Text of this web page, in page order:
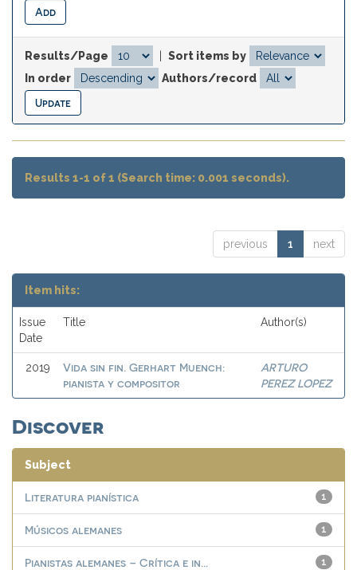
Results/Page
Sort items by
In order
Authors/record
Results 1-1 of 1 (Search time: 0.001 seconds).
previous 1 next
Item hits:
Issue
Date
Title Author(s)
2019
Vida sin fin. Gerhart Muench:
pianista y compositor
ARTURO
PEREZ LOPEZ
Discover
Subject
1
Literatura pianística
1
Músicos alemanes
1
Pianistas alemanes – Crítica e in...